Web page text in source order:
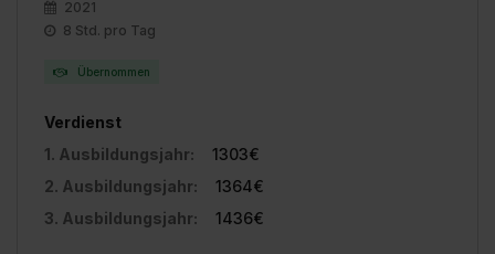
2021
8 Std. pro Tag
Übernommen
Verdienst
1. Ausbildungsjahr:
1303€
2. Ausbildungsjahr:
1364€
3. Ausbildungsjahr:
1436€